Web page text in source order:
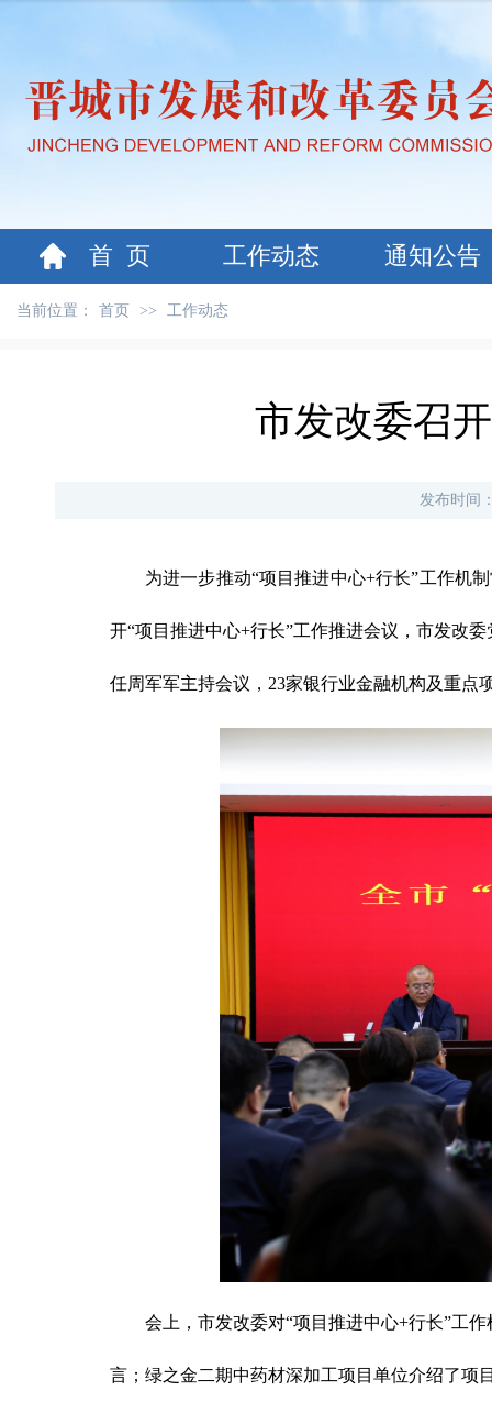
首 页 工作动态 通知公告
当前位置： 首页 >> 工作动态
市发改委召
发布时间
为进一步推动“项目推进中心+行长”工作机
开“项目推进中心+行长”工作推进会议，市发改
任周军军主持会议，23家银行业金融机构及重点
会上，市发改委对“项目推进中心+行长”工
言；绿之金二期中药材深加工项目单位介绍了项